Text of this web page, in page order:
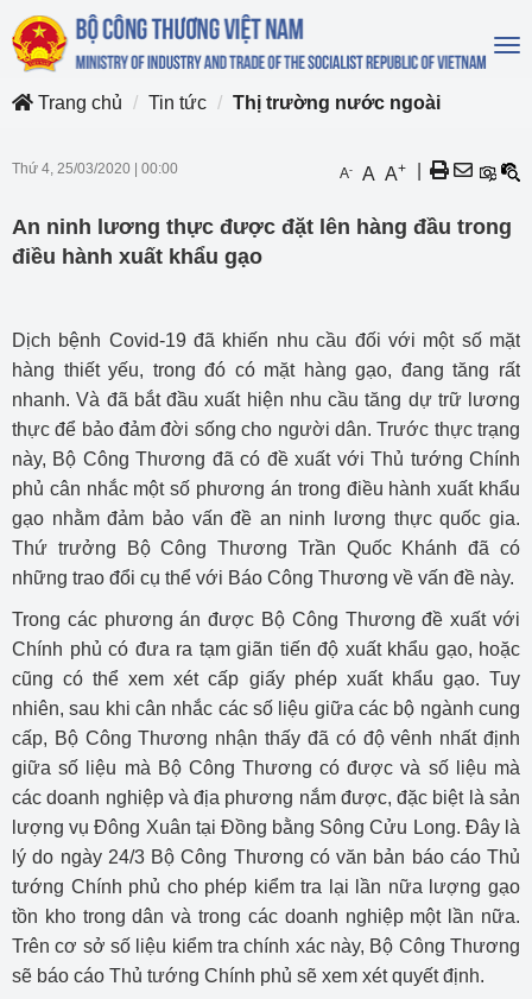
Trang chủ
Tin tức Thị trường nước ngoài
Thứ 4, 25/03/2020 00:00 A- A A+
An ninh lương thực được đặt lên hàng đầu trong
điều hành xuất khẩu gạo
Dịch bệnh Covid-19 đã khiến nhu cầu đối với một số mặt
hàng thiết yếu, trong đó có mặt hàng gạo, đang tăng rất
nhanh. Và đã bắt đầu xuất hiện nhu cầu tăng dự trữ lương
thực để bảo đảm đời sống cho người dân. Trước thực trạng
này, Bộ Công Thương đã có đề xuất với Thủ tướng Chính
phủ cân nhắc một số phương án trong điều hành xuất khẩu
gạo nhằm đảm bảo vấn đề an ninh lương thực quốc gia.
Thứ trưởng Bộ Công Thương Trần Quốc Khánh đã có
những trao đổi cụ thể với Báo Công Thương về vấn đề này.
Trong các phương án được Bộ Công Thương đề xuất với
Chính phủ có đưa ra tạm giãn tiến độ xuất khẩu gạo, hoặc
cũng có thể xem xét cấp giấy phép xuất khẩu gạo. Tuy
nhiên, sau khi cân nhắc các số liệu giữa các bộ ngành cung
cấp, Bộ Công Thương nhận thấy đã có độ vênh nhất định
giữa số liệu mà Bộ Công Thương có được và số liệu mà
các doanh nghiệp và địa phương nắm được, đặc biệt là sản
lượng vụ Đông Xuân tại Đồng bằng Sông Cửu Long. Đây là
lý do ngày 24/3 Bộ Công Thương có văn bản báo cáo Thủ
tướng Chính phủ cho phép kiểm tra lại lần nữa lượng gạo
tồn kho trong dân và trong các doanh nghiệp một lần nữa.
Trên cơ sở số liệu kiểm tra chính xác này, Bộ Công Thương
sẽ báo cáo Thủ tướng Chính phủ sẽ xem xét quyết định.